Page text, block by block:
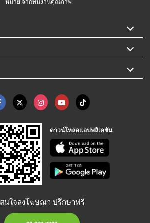
ดาวน์โหลดแอปพลิเคชัน
สนใจลงโฆษณา ปรึกษาฟรี